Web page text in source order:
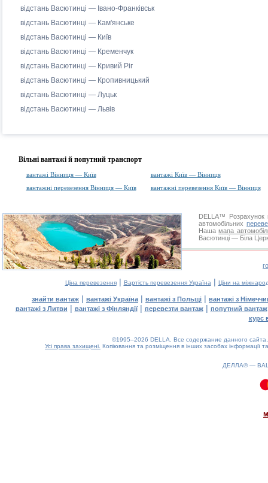
відстань Васютинці — Івано-Франківськ
відстань Васютинці — Кам'янське
відстань Васютинці — Київ
відстань Васютинці — Кременчук
відстань Васютинці — Кривий Ріг
відстань Васютинці — Кропивницький
відстань Васютинці — Луцьк
відстань Васютинці — Львів
Вільні вантажі й попутний транспорт
вантажі Вінниця — Київ
вантажі Київ — Вінниця
вантажні перевезення Вінниця — Київ
вантажні перевезення Київ — Вінниця
DELLA™
Розрахунок
автомобільних
Нашамапа
Васютинці — Біла
Ціна перевезення| Вартість перевезення Україна | Ціни на
знайти вантаж | вантажі Україна | вантажі з Польщі | вантажі з
вантажі з Литви | вантажі з Фінляндії| перевезти вантаж| попутний вантаж
курс
©1995–2026 DELLA. Все содержание данного
Усі права захищені. Копіювання та розміщення в інших засобах інформації
ДЕЛЛА® —